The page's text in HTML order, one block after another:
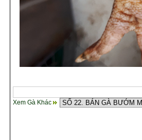
Xem Gà Khác